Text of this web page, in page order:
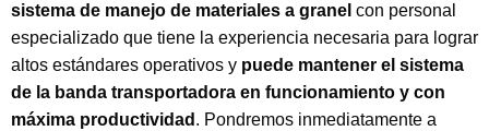
sistema de manejo de materiales a granel con personal
especializado que tiene la experiencia necesaria para lograr
altos estándares operativos y puede mantener el sistema
de la banda transportadora en funcionamiento y con
máxima productividad . Pondremos inmediatamente a